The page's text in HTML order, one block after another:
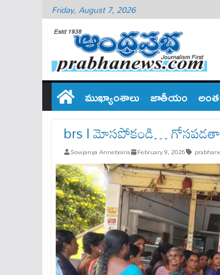
Friday, August 7, 2026
ముఖ్యాంశాలు జాతీయం
brs l మోసపోకండి…
Sowjanya Anneboina February 9, 2026